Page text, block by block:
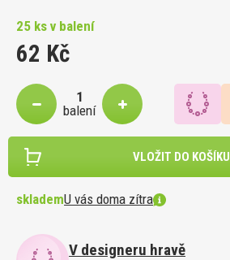
25 ks v balení
62 Kč
balení
VLOŽIT DO KOŠÍKU
sklademU vás doma zítra
V designeru hravě